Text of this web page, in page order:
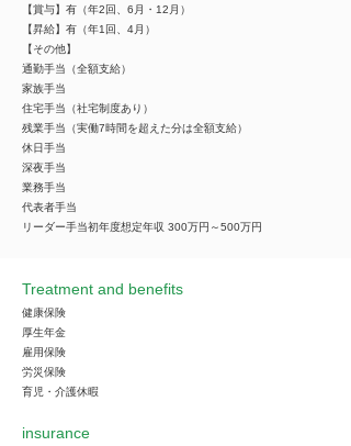
【賞与】有（年2回、6月・12月）
【昇給】有（年1回、4月）
【その他】
通勤手当（全額支給）
家族手当
住宅手当（社宅制度あり）
残業手当（実働7時間を超えた分は全額支給）
休日手当
深夜手当
業務手当
代表者手当
リーダー手当初年度想定年収 300万円～500万円
Treatment and benefits
健康保険
厚生年金
雇用保険
労災保険
育児・介護休暇
insurance